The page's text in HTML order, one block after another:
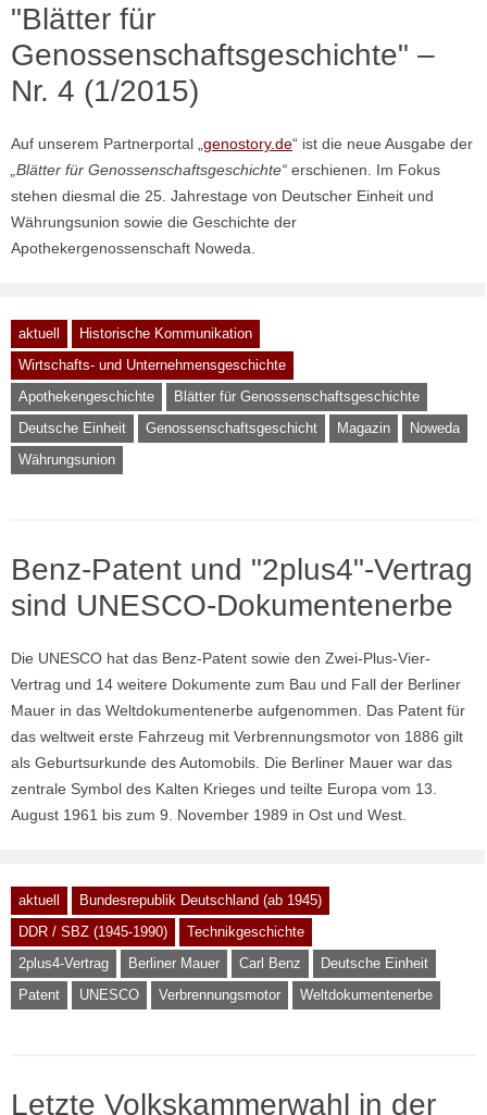
"Blätter für
Genossenschaftsgeschichte" –
Nr. 4 (1/2015)
Auf unserem Partnerportal „ genostory.de“ ist die neue Ausgabe der
„Blätter für Genossenschaftsgeschichte“ erschienen. Im Fokus
stehen diesmal die 25. Jahrestage von Deutscher Einheit und
Währungsunion sowie die Geschichte der
Apothekergenossenschaft Noweda.
aktuell
Historische Kommunikation
Wirtschafts- und Unternehmensgeschichte
Apothekengeschichte
Blätter für Genossenschaftsgeschichte
Deutsche Einheit
Genossenschaftsgeschicht Magazin
Noweda
Währungsunion
Benz-Patent und "2plus4"-Vertrag
sind UNESCO-Dokumentenerbe
Die UNESCO hat das Benz-Patent sowie den Zwei-Plus-Vier-
Vertrag und 14 weitere Dokumente zum Bau und Fall der Berliner
Mauer in das Weltdokumentenerbe aufgenommen. Das Patent für
das weltweit erste Fahrzeug mit Verbrennungsmotor von 1886 gilt
als Geburtsurkunde des Automobils. Die Berliner Mauer war das
zentrale Symbol des Kalten Krieges und teilte Europa vom 13.
August 1961 bis zum 9. November 1989 in Ost und West.
aktuell
Bundesrepublik Deutschland (ab 1945)
DDR / SBZ (1945-1990)
Technikgeschichte
2plus4-Vertrag
Berliner Mauer Carl Benz
Deutsche Einheit
Patent
UNESCO Verbrennungsmotor Weltdokumentenerbe
Letzte Volkskammerwahl in der